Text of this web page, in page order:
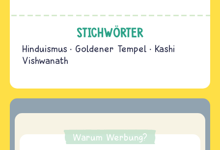
STICHWÖRTER
Hinduismus Goldener Tempel
Kashi
Vishwanath
Warum Werbung?